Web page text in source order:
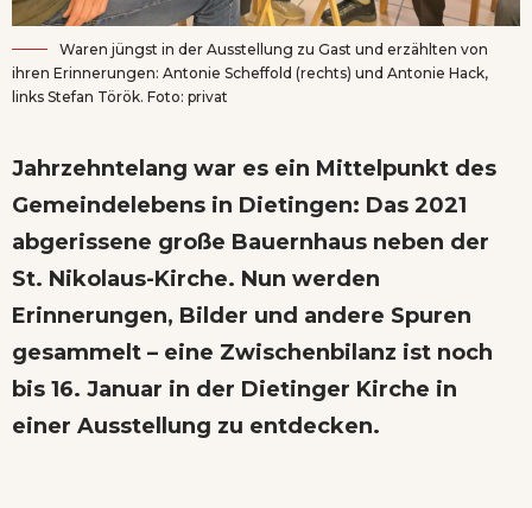
Waren jüngst in der Ausstellung zu Gast und erzählten von
ihren Erinnerungen: Antonie Scheffold (rechts) und Antonie Hack,
links Stefan Török. Foto: privat
Jahrzehntelang war es ein Mittelpunkt des
Gemeindelebens in Dietingen: Das 2021
abgerissene große Bauernhaus neben der
St. Nikolaus-Kirche. Nun werden
Erinnerungen, Bilder und andere Spuren
gesammelt – eine Zwischenbilanz ist noch
bis 16. Januar in der Dietinger Kirche in
einer Ausstellung zu entdecken.